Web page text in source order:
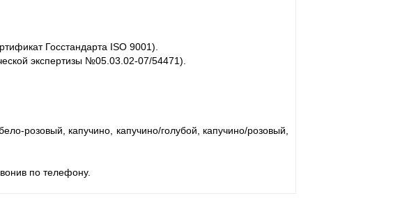
Госстандарта ISO 9001).
экспертизы №05.03.02-07/54471).
розовый, капучино, капучино/голубой, капучино/розовый,
по телефону.